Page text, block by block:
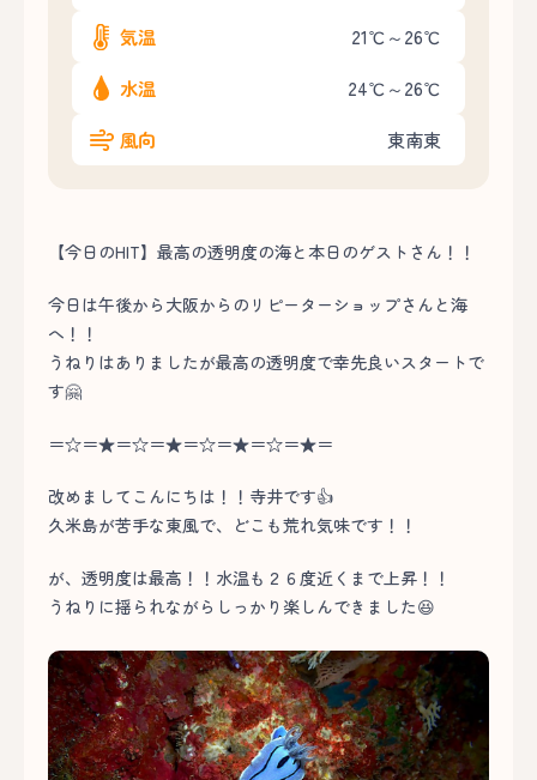
気温 21℃～26℃
水温 24℃～26℃
風向 東南東
【今日のHIT】最高の透明度の海と本日のゲストさん！！
今日は午後から大阪からのリピーターショップさんと海
へ！！
うねりはありましたが最高の透明度で幸先良いスタートで
す🤗
＝☆＝★＝☆＝★＝☆＝★＝☆＝★＝
改めましてこんにちは！！寺井です👍
久米島が苦手な東風で、どこも荒れ気味です！！
が、透明度は最高！！水温も２６度近くまで上昇！！
うねりに揺られながらしっかり楽しんできました😆